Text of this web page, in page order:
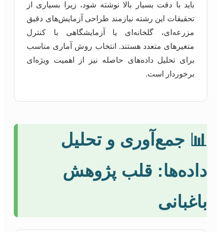
باید با دقت بسیار بالا نوشته شود، زیرا بسیاری از
تحقیقات این رشته نیازمند طراحی آزمایش‌های دقیق
مزرعه‌ای، گلخانه‌ای یا آزمایشگاهی با کنترل
متغیرهای متعدد هستند. انتخاب روش آماری مناسب
برای تحلیل داده‌های حاصله نیز از اهمیت ویژه‌ای
برخوردار است.
📊 جمع‌آوری و تحلیل
داده‌ها: قلب پژوهش
باغبانی